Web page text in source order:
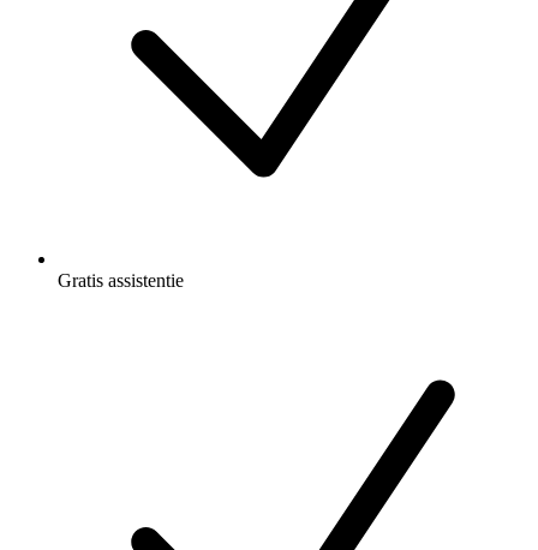
Gratis assistentie